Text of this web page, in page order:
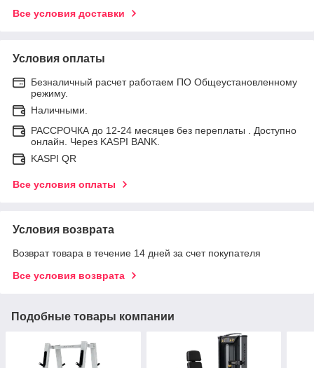
Все условия доставки
Условия оплаты
Безналичный расчет работаем ПО Общеустановленному
режиму.
Наличными.
РАССРОЧКА до 12-24 месяцев без переплаты . Доступно
онлайн. Через KASPI BANK.
KASPI QR
Все условия оплаты
Условия возврата
Возврат товара в течение 14 дней за счет покупателя
Все условия возврата
Подобные товары компании